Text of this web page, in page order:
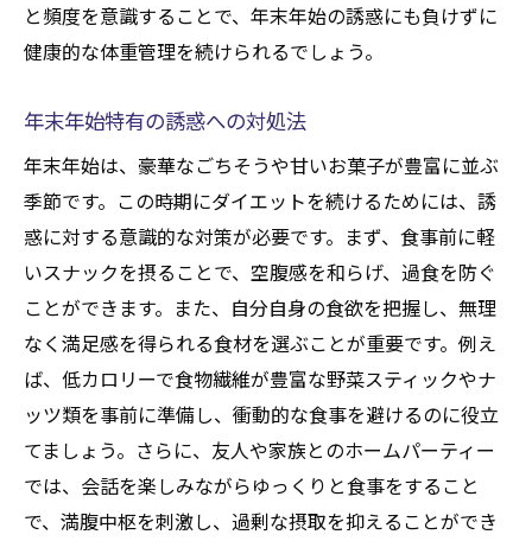
と頻度を意識することで、年末年始の誘惑にも負けずに
健康的な体重管理を続けられるでしょう。
年末年始特有の誘惑への対処法
年末年始は、豪華なごちそうや甘いお菓子が豊富に並ぶ
季節です。この時期にダイエットを続けるためには、誘
惑に対する意識的な対策が必要です。まず、食事前に軽
いスナックを摂ることで、空腹感を和らげ、過食を防ぐ
ことができます。また、自分自身の食欲を把握し、無理
なく満足感を得られる食材を選ぶことが重要です。例え
ば、低カロリーで食物繊維が豊富な野菜スティックやナ
ッツ類を事前に準備し、衝動的な食事を避けるのに役立
てましょう。さらに、友人や家族とのホームパーティー
では、会話を楽しみながらゆっくりと食事をすること
で、満腹中枢を刺激し、過剰な摂取を抑えることができ